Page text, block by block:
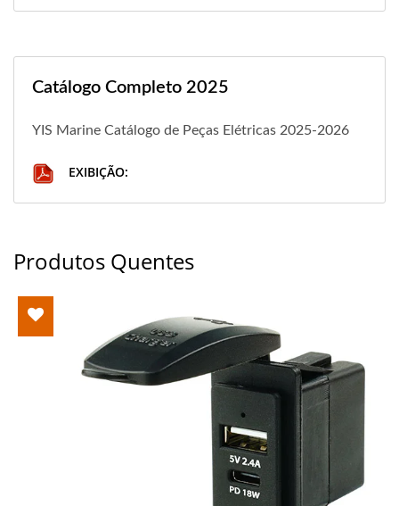
Catálogo Completo 2025
YIS Marine Catálogo de Peças Elétricas 2025-2026
EXIBIÇÃO:
Produtos Quentes